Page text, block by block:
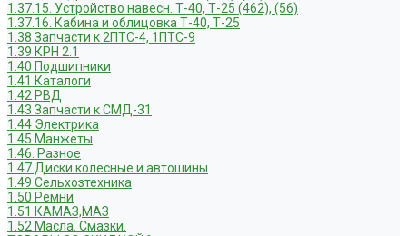
1.37.15. Устройство навесн. Т-40, Т-25 (462), (56)
1.37.16. Кабина и облицовка Т-40, Т-25
1.38 Запчасти к 2ПТС-4, 1ПТС-9
1.39 КРН 2.1
1.40 Подшипники
1.41 Каталоги
1.42 РВД
1.43 Запчасти к СМД-31
1.44 Электрика
1.45 Манжеты
1.46. Разное
1.47 Диски колесные и автошины
1.49 Сельхозтехника
1.50 Ремни
1.51 КАМАЗ,МАЗ
1.52 Масла. Смазки.